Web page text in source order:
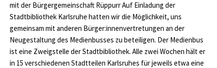
mit der Bürgergemeinschaft Rüppurr Auf Einladung der
Stadtbibliothek Karlsruhe hatten wir die Möglichkeit, uns
gemeinsam mit anderen Bürger:innenvertretungen an der
Neugestaltung des Medienbusses zu beteiligen. Der Medienbus
ist eine Zweigstelle der Stadtbibliothek. Alle zwei Wochen hält er
in 15 verschiedenen Stadtteilen Karlsruhes für jeweils etwa eine